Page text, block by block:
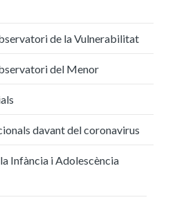
de la Vulnerabilitat
del Menor
davant del coronavirus
Infància i Adolescència